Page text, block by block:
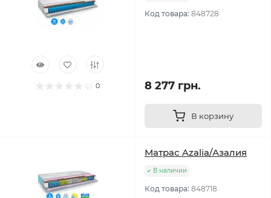
0
Код товара: 848728
8 277 грн.
В корзину
Матрас Azalia/Азалия
В наличии
Код товара: 848718